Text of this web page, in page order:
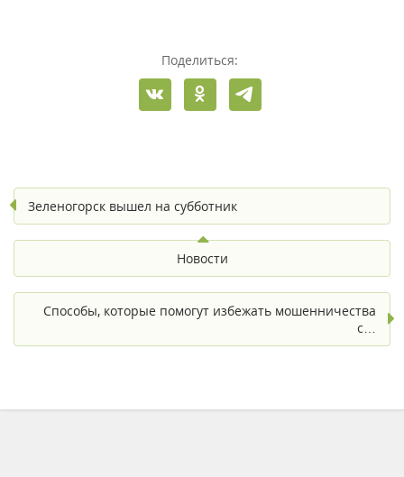
Поделиться:
Зеленогорск вышел на субботник
Новости
Способы, которые помогут избежать мошенничества
с…